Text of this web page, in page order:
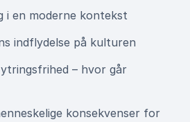
i en moderne kontekst
indflydelse på kulturen
– hvor går
konsekvenser for